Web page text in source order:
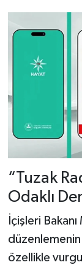
“Tuzak
Odaklı
İçişleri
düzenlemenin
özellikle